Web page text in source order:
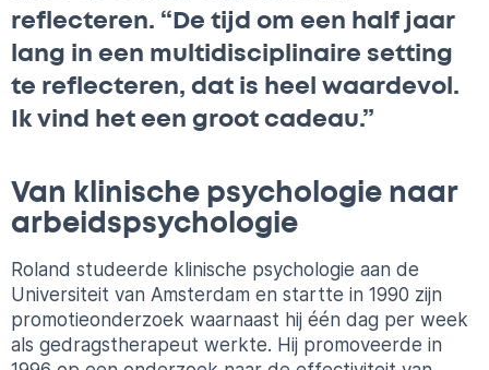
reflecteren. “De tijd om een half jaar
lang in een multidisciplinaire setting
te reflecteren, dat is heel waardevol.
Ik vind het een groot cadeau.”
Van klinische psychologie naar
arbeidspsychologie
Roland studeerde klinische psychologie aan de
Universiteit van Amsterdam en startte in 1990 zijn
promotieonderzoek waarnaast hij één dag per week
als gedragstherapeut werkte. Hij promoveerde in